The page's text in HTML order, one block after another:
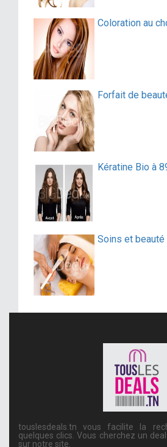
Coloration au
Forfait de
Kératine Bio à
Soins et beauté
touslesdeals.tn vous facilite la
quelques clics. Vous cherchez un
sur notre site.